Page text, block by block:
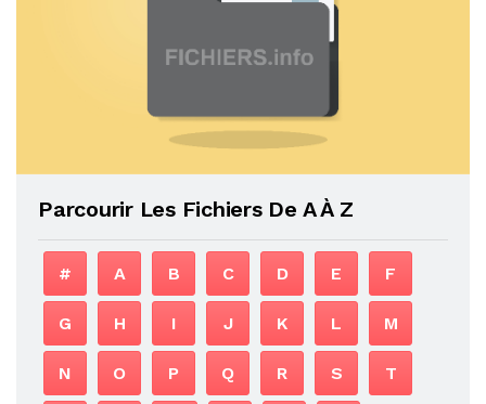
Parcourir Les Fichiers De A À Z
# A B C D E F
G H I J K L M
N O P Q R S T